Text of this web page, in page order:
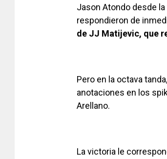
Jason Atondo desde
respondieron de
de JJ Matijevic, que
Pero en la octava
anotaciones en los
Arellano.
La victoria le